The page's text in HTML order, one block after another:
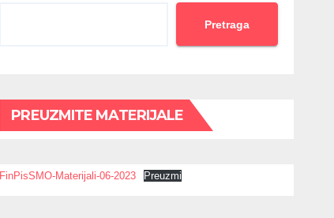
Pretraga
PREUZMITE MATERIJALE
FinPisSMO-Materijali-06-2023 Preuzmi